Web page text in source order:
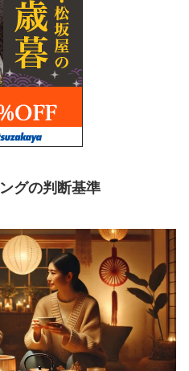
グの判断基準